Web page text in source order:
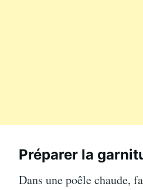
Préparer la
Dans une poêle chaude,